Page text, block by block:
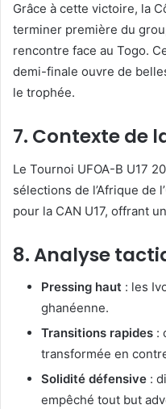
Grâce à cette victoire, la
terminer première du
rencontre face au Togo.
demi-finale ouvre de
le trophée.
7. Contexte de
Le Tournoi UFOA-B U17
sélections de l’Afrique de
pour la CAN U17, offrant
8. Analyse
Pressing haut : les
ghanéenne.
Transitions rapides :
transformée en
Solidité défensive :
empêché tout but